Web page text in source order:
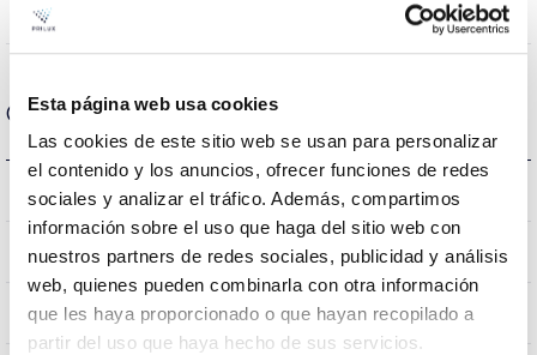
Esta página web usa cookies
Las cookies de este sitio web se usan para personalizar
el contenido y los anuncios, ofrecer funciones de redes
sociales y analizar el tráfico. Además, compartimos
información sobre el uso que haga del sitio web con
nuestros partners de redes sociales, publicidad y análisis
web, quienes pueden combinarla con otra información
que les haya proporcionado o que hayan recopilado a
partir del uso que haya hecho de sus servicios.
Optical data
Colour temperature 3000K-4000K-6500K
CRI Colour rendering index 80
Opening angle 120